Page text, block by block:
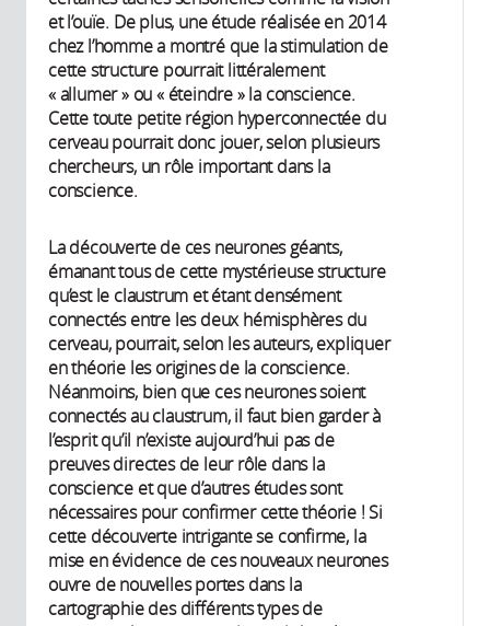
et l’ouïe. De plus, une étude réalisée en 2014
chez l’homme a montré que la stimulation de
cette structure pourrait littéralement
« allumer » ou « éteindre » la conscience.
Cette toute petite région hyperconnectée du
cerveau pourrait donc jouer, selon plusieurs
chercheurs, un rôle important dans la
conscience.
La découverte de ces neurones géants,
émanant tous de cette mystérieuse structure
qu’est le claustrum et étant densément
connectés entre les deux hémisphères du
cerveau, pourrait, selon les auteurs, expliquer
en théorie les origines de la conscience.
Néanmoins, bien que ces neurones soient
connectés au claustrum, il faut bien garder à
l’esprit qu’il n’existe aujourd’hui pas de
preuves directes de leur rôle dans la
conscience et que d’autres études sont
nécessaires pour confirmer cette théorie ! Si
cette découverte intrigante se confirme, la
mise en évidence de ces nouveaux neurones
ouvre de nouvelles portes dans la
cartographie des différents types de